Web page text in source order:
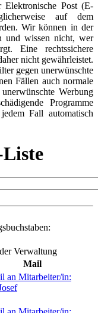
Elektronische Post (E-
auf dem
Wir können in der
und wissen nicht, wer
Eine rechtssichere
nicht gewährleistet.
gegen unerwünschte
Fällen auch normale
Werbung
Programme
Fall automatisch
Verwaltung
Mail